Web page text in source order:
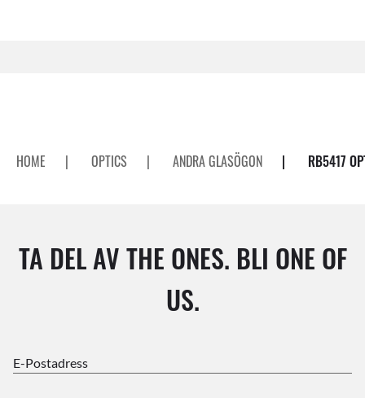
HOME | OPTICS | ANDRA GLASÖGON | RB5417
TA DEL AV THE ONES. BLI ONE OF
US.
E-Postadress